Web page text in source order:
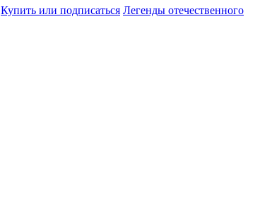
Купить или подписаться Легенды отечественного